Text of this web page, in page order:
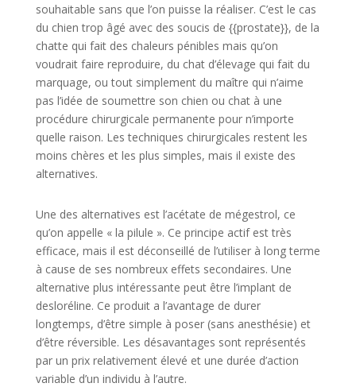
souhaitable sans que l’on puisse la réaliser. C’est le cas
du chien trop âgé avec des soucis de {{prostate}}, de la
chatte qui fait des chaleurs pénibles mais qu’on
voudrait faire reproduire, du chat d’élevage qui fait du
marquage, ou tout simplement du maître qui n’aime
pas l’idée de soumettre son chien ou chat à une
procédure chirurgicale permanente pour n’importe
quelle raison. Les techniques chirurgicales restent les
moins chères et les plus simples, mais il existe des
alternatives.
Une des alternatives est l’acétate de mégestrol, ce
qu’on appelle « la pilule ». Ce principe actif est très
efficace, mais il est déconseillé de l’utiliser à long terme
à cause de ses nombreux effets secondaires. Une
alternative plus intéressante peut être l’implant de
desloréline. Ce produit a l’avantage de durer
longtemps, d’être simple à poser (sans anesthésie) et
d’être réversible. Les désavantages sont représentés
par un prix relativement élevé et une durée d’action
variable d’un individu à l’autre.